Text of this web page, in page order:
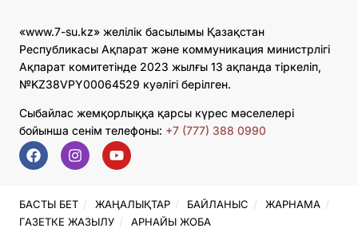
«www.7-su.kz» желілік басылымы Қазақстан
Республикасы Ақпарат және коммуникация министрлігі
Ақпарат комитетінде 2023 жылғы 13 ақпанда тіркеліп,
№KZ38VPY00064529 куәлігі берілген.
Сыбайлас жемқорлыққа қарсы күрес мәселелері
бойынша сенім телефоны: +7 (777) 388 0990
БАСТЫ БЕТ ЖАҢАЛЫҚТАР БАЙЛАНЫС
ЖАРНАМА
ГАЗЕТКЕ ЖАЗЫЛУ
АРНАЙЫ ЖОБА